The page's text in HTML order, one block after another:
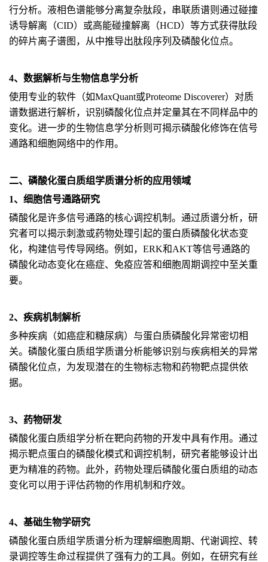
行分析。液相色谱能够分离复杂肽段，串联质谱则通过碰撞
诱导解离（CID）或高能碰撞解离（HCD）等方式获得肽段
的碎片离子谱图，从中推导出肽段序列及磷酸化位点。
4、数据解析与生物信息学分析
使用专业的软件（如MaxQuant或Proteome Discoverer）对质
谱数据进行解析，识别磷酸化位点并定量其在不同样品中的
变化。进一步的生物信息学分析则可揭示磷酸化修饰在信号
通路和细胞网络中的作用。
二、磷酸化蛋白质组学质谱分析的应用领域
1、细胞信号通路研究
磷酸化是许多信号通路的核心调控机制。通过质谱分析，研
究者可以揭示刺激或药物处理引起的蛋白质磷酸化状态变
化，构建信号传导网络。例如，ERK和AKT等信号通路的
磷酸化动态变化在癌症、免疫应答和细胞周期调控中至关重
要。
2、疾病机制解析
多种疾病（如癌症和糖尿病）与蛋白质磷酸化异常密切相
关。磷酸化蛋白质组学质谱分析能够识别与疾病相关的异常
磷酸化位点，为发现潜在的生物标志物和药物靶点提供依
据。
3、药物研发
磷酸化蛋白质组学分析在靶向药物的开发中具有作用。通过
揭示靶点蛋白的磷酸化模式和调控机制，研究者能够设计出
更为精准的药物。此外，药物处理后磷酸化蛋白质组的动态
变化可以用于评估药物的作用机制和疗效。
4、基础生物学研究
磷酸化蛋白质组学质谱分析为理解细胞周期、代谢调控、转
录调控等生命过程提供了强有力的工具。例如，在研究有丝